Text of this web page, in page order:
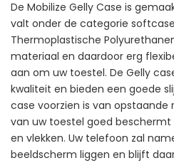
De Mobilize Gelly Case is
valt onder de categorie
Thermoplastische
materiaal en daardoor erg
aan om uw toestel. De Gelly
kwaliteit en bieden een goede
case voorzien is van
van uw toestel goed
en vlekken. Uw telefoon zal
beeldscherm liggen en blijft